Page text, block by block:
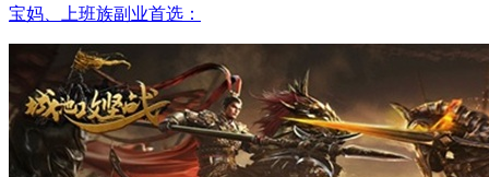
宝妈、上班族副业首选：